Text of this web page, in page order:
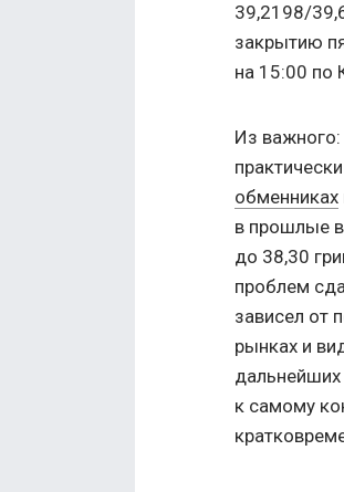
39,2198/
закрытию
на 15:00 по
Из
обменниках
в прошлые
до 38,30
проблем
зависел от
рынках и
дальнейших
к самому